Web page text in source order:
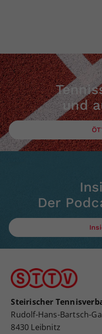
und
Der
Steirischer
Rudolf-Hans-Bartsch-
8430 Leibnitz